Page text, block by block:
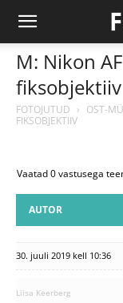
M: Nikon
fiksobjektiiv
FOTOJUTUD › OST-
FIKSOBJEKTIIV
Vaatad 0 vastusega
AUTOR
30. juuli 2019 kell 10:36
Liisa Keerberg